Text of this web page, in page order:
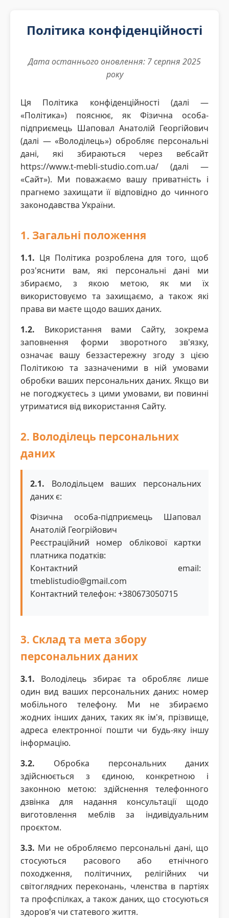
Політика конфіденційності
Дата останнього оновлення: 7 серпня 2025
року
Ця Політика конфіденційності (далі —
«Політика») пояснює, як Фізична особа-
підприємець Шаповал Анатолій Георгійович
(далі — «Володілець») обробляє персональні
дані, які збираються через вебсайт
https://www.t-mebli-studio.com.ua/ (далі —
«Сайт»). Ми поважаємо вашу приватність і
прагнемо захищати її відповідно до чинного
законодавства України.
1. Загальні положення
1.1. Ця Політика розроблена для того, щоб
роз'яснити вам, які персональні дані ми
збираємо, з якою метою, як ми їх
використовуємо та захищаємо, а також які
права ви маєте щодо ваших даних.
1.2. Використання вами Сайту, зокрема
заповнення форми зворотного зв'язку,
означає вашу беззастережну згоду з цією
Політикою та зазначеними в ній умовами
обробки ваших персональних даних. Якщо ви
не погоджуєтесь з цими умовами, ви повинні
утриматися від використання Сайту.
2. Володілець персональних
даних
2.1. Володільцем ваших персональних
даних є:
Фізична особа-підприємець Шаповал
Анатолій Геогрійович
Реєстраційний номер облікової картки
платника податків:
Контактний email:
tmeblistudio@gmail.com
Контактний телефон: +380673050715
3. Склад та мета збору
персональних даних
3.1. Володілець збирає та обробляє лише
один вид ваших персональних даних: номер
мобільного телефону. Ми не збираємо
жодних інших даних, таких як ім'я, прізвище,
адреса електронної пошти чи будь-яку іншу
інформацію.
3.2. Обробка персональних даних
здійснюється з єдиною, конкретною і
законною метою: здійснення телефонного
дзвінка для надання консультації щодо
виготовлення меблів за індивідуальним
проєктом.
3.3. Ми не обробляємо персональні дані, що
стосуються расового або етнічного
походження, політичних, релігійних чи
світоглядних переконань, членства в партіях
та профспілках, а також даних, що стосуються
здоров'я чи статевого життя.